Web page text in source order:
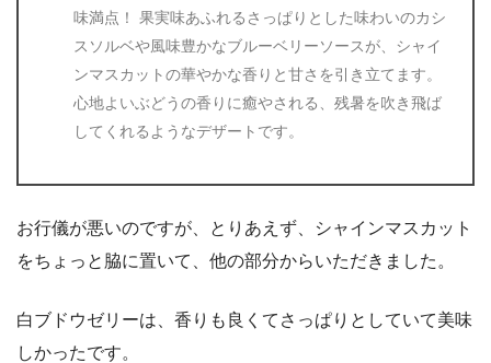
味満点！ 果実味あふれるさっぱりとした味わいのカシ
スソルベや風味豊かなブルーベリーソースが、シャイ
ンマスカットの華やかな香りと甘さを引き立てます。
心地よいぶどうの香りに癒やされる、残暑を吹き飛ば
してくれるようなデザートです。
お行儀が悪いのですが、とりあえず、シャインマスカット
をちょっと脇に置いて、他の部分からいただきました。
白ブドウゼリーは、香りも良くてさっぱりとしていて美味
しかったです。